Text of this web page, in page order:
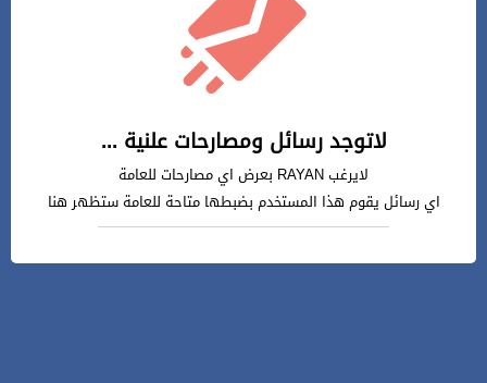
لاتوجد رسائل ومصارحات علنية ...
لايرغب RAYAN بعرض اي مصارحات للعامة
اي رسائل يقوم هذا المستخدم بضبطها متاحة للعامة ستظهر هنا